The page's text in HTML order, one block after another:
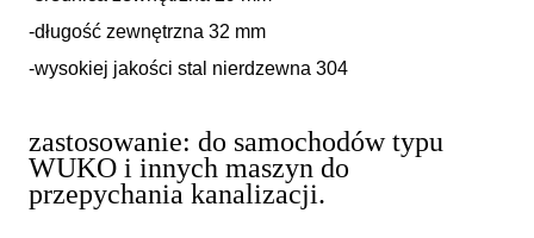
-długość zewnętrzna 32 mm
-wysokiej jakości stal nierdzewna 304
zastosowanie: do samochodów typu
WUKO i innych maszyn do
przepychania kanalizacji.